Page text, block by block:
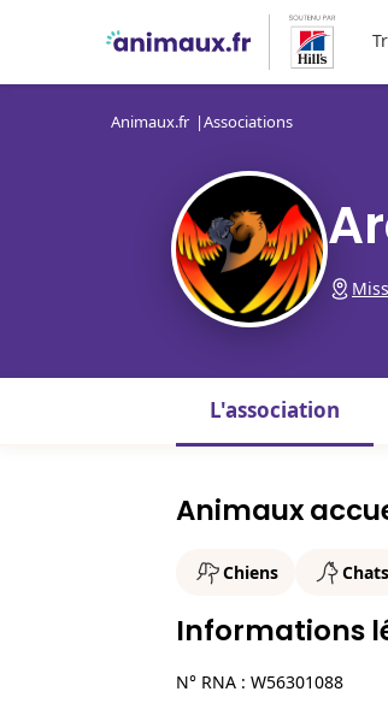
Animaux.fr Associations
L'association
Animaux
Chiens Chats
Informations
N° RNA : W56301088